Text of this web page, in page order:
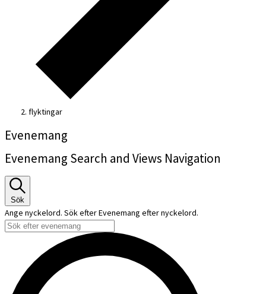
flyktingar
Evenemang
Evenemang Search and Views Navigation
Sök
Ange nyckelord. Sök efter Evenemang efter nyckelord.